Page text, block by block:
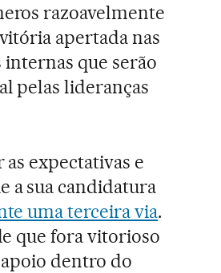
razoavelmente
apertada nas
que serão
pelas lideranças
expectativas e
a sua candidatura
uma terceira via.
que fora vitorioso
dentro do